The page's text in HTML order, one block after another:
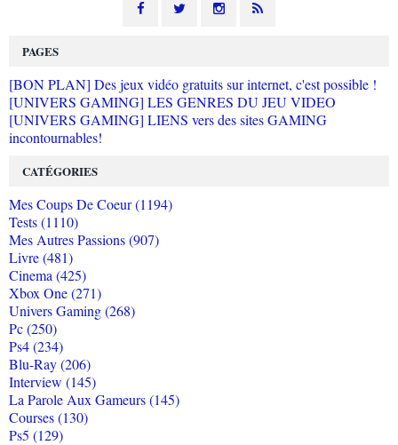
PAGES
[BON PLAN] Des jeux vidéo gratuits sur internet, c'est possible !
[UNIVERS GAMING] LES GENRES DU JEU VIDEO
[UNIVERS GAMING] LIENS vers des sites GAMING
incontournables!
CATÉGORIES
Mes Coups De Coeur (1194)
Tests (1110)
Mes Autres Passions (907)
Livre (481)
Cinema (425)
Xbox One (271)
Univers Gaming (268)
Pc (250)
Ps4 (234)
Blu-Ray (206)
Interview (145)
La Parole Aux Gameurs (145)
Courses (130)
Ps5 (129)